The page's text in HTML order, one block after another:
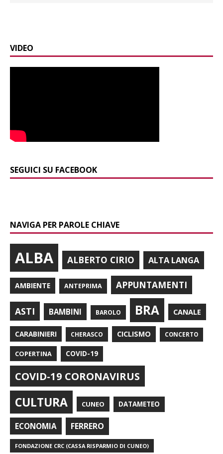
VIDEO
SEGUICI SU FACEBOOK
NAVIGA PER PAROLE CHIAVE
ALBA ALBERTO CIRIO ALTA LANGA
AMBIENTE ANTEPRIMA APPUNTAMENTI
ASTI BAMBINI BAROLO BRA CANALE
CARABINIERI CHERASCO CICLISMO CONCERTO
COPERTINA COVID-19
COVID-19 CORONAVIRUS
CULTURA CUNEO DATAMETEO
ECONOMIA FERRERO
FONDAZIONE CRC (CASSA RISPARMIO DI CUNEO)